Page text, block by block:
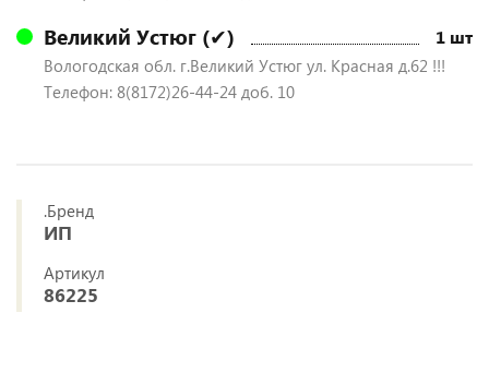
Великий Устюг (✔) 1 шт
Вологодская обл. г.Великий Устюг ул. Красная д.62 !!!
Телефон: 8(8172)26-44-24 доб. 10
.Бренд
ИП
Артикул
86225